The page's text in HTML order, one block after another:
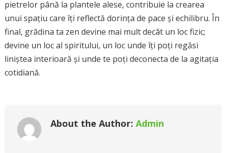
pietrelor până la plantele alese, contribuie la crearea
unui spațiu care îți reflectă dorința de pace și echilibru. În
final, grădina ta zen devine mai mult decât un loc fizic;
devine un loc al spiritului, un loc unde îți poți regăsi
liniștea interioară și unde te poți deconecta de la agitația
cotidiană.
About the Author: Admin